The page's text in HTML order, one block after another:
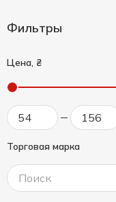
Фильтры
Цена, ₴
Торговая марка